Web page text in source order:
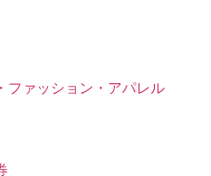
ファッション・アパレル